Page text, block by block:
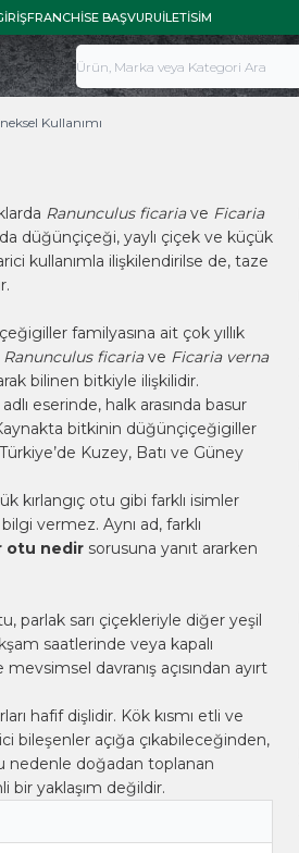
FRANCHISE BAŞVURUİLETISIM
Kullanımı
Ranunculus ficariave Ficaria
düğünçiçeği, yaylı çiçek ve küçük
kullanımla ilişkilendirilse de, taze
familyasına ait çok yıllık
Ranunculus ficariave Ficaria verna
bilinen bitkiyle ilişkilidir.
adlı eserinde, halk arasında basur
Kaynakta bitkinin düğünçiçeğigiller
Kuzey, Batı ve Güney
kırlangıç otu gibi farklı isimler
vermez. Aynı ad, farklı
otu nedir sorusuna yanıt ararken
parlak sarı çiçekleriyle diğer yeşil
saatlerinde veya kapalı
davranış açısından ayırt
hafif dişlidir. Kök kısmı etli ve
bileşenler açığa çıkabileceğinden,
nedenle doğadan toplanan
bir yaklaşım değildir.